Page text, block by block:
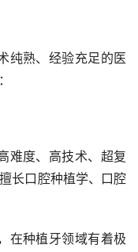
长口腔种植学、口腔